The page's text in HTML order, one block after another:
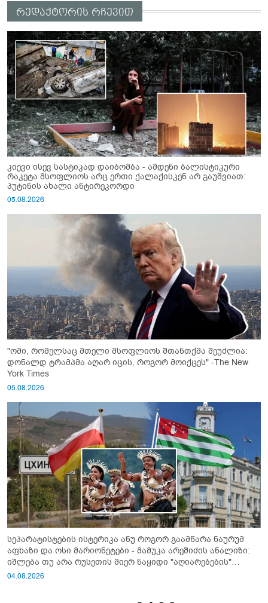
რედაქტორის რჩევით
კიევი ისევ სასტიკად დაიბომბა - ამდენი ბალისტიკური
რაკეტა მსოფლიოს არც ერთი ქალაქისკენ არ გაუშვიათ:
პუტინის ახალი ანტირეკორდი
05.08.2026
"ომი, რომელსაც მთელი მსოფლიოს შთანთქმა შეუძლია:
დონალდ ტრამპმა აღარ იცის, როგორ მოიქცეს" -The New
York Times
05.08.2026
სეპარატისტების ისტერიკა ანუ როგორ გაამწარა ნაურუმ
აფხაზი და ოსი მარიონეტები - მამუკა არეშიძის ანალიზი:
იშლება თუ არა რუსეთის მიერ ნაყიდი "აღიარებების"
სისტემა?!
04.08.2026